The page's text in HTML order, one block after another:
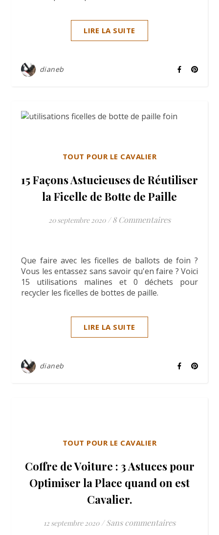
LIRE LA SUITE
dianeb
TOUT POUR LE CAVALIER
15 Façons Astucieuses de Réutiliser
la Ficelle de Botte de Paille
20 septembre 2020 / 8 Commentaires
Que faire avec les ficelles de ballots de foin ?
Vous les entassez sans savoir qu'en faire ? Voici
15 utilisations malines et 0 déchets pour
recycler les ficelles de bottes de paille.
LIRE LA SUITE
dianeb
TOUT POUR LE CAVALIER
Coffre de Voiture : 3 Astuces pour
Optimiser la Place quand on est
Cavalier.
12 septembre 2020 / Sans commentaires